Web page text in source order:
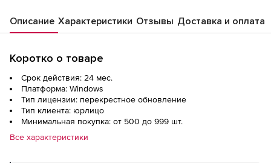
Описание Характеристики Отзывы Доставка и оплата
Коротко о товаре
Срок действия: 24 мес.
Платформа: Windows
Тип лицензии: перекрестное обновление
Тип клиента: юрлицо
Минимальная покупка: от 500 до 999 шт.
Все характеристики